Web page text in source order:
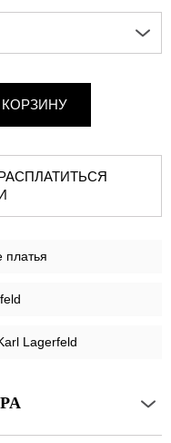
платья
Lagerfeld